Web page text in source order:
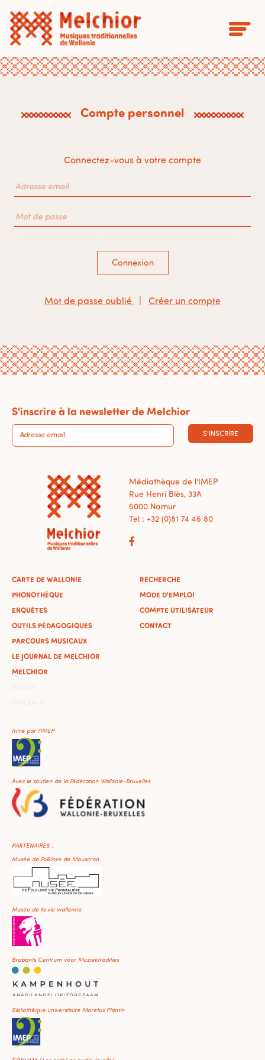
Compte personnel
Connectez-vous à votre compte
Connexion
Mot de passe oublié Créer un compte
S'inscrire à la newsletter de Melchior
S'INSCRIRE
Médiathèque de l'IMEP
Rue Henri Blès, 33A
5000 Namur
Tel : +32 (0)81 74 46 80
CARTE DE WALLONIE
PHONOTHÈQUE
ENQUÊTES
OUTILS PÉDAGOGIQUES
PARCOURS MUSICAUX
LE JOURNAL DE MELCHIOR
MELCHIOR
RECHERCHE
MODE D'EMPLOI
COMPTE UTILISATEUR
CONTACT
Initié par l'IMEP
Avec le soutien de la Fédération Wallonie-Bruxelles
PARTENAIRES :
Musée de Folklore de Mouscron
Musée de la vie wallonne
Brabants Centrum voor Muziektradities
Bibliothèque universitaire Moretus Plantin